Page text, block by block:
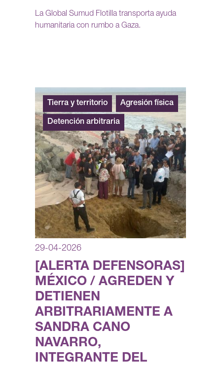
La Global Sumud Flotilla transporta ayuda
humanitaria con rumbo a Gaza.
Tierra y territorio Agresión física
Detención arbitraria
29-04-2026
[ALERTA DEFENSORAS]
MÉXICO / AGREDEN Y
DETIENEN
ARBITRARIAMENTE A
SANDRA CANO
NAVARRO,
INTEGRANTE DEL